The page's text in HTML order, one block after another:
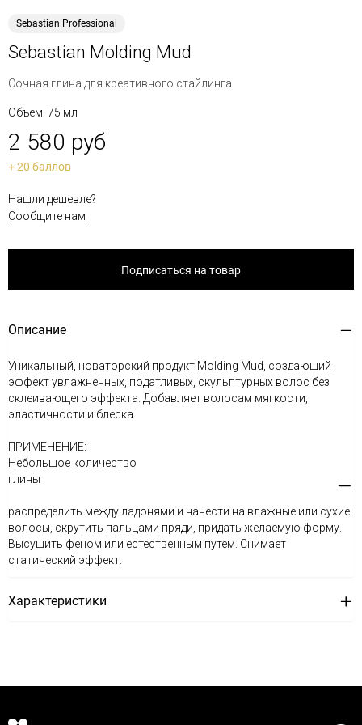
Sebastian Professional
Sebastian Molding Mud
Сочная глина для креативного стайлинга
Объем: 75 мл
2 580 руб
+ 20 баллов
Нашли дешевле?
Сообщите нам
Подписаться на товар
Описание
Уникальный, новаторский продукт Molding Mud, создающий
эффект увлажненных, податливых, скульптурных волос без
склеивающего эффекта. Добавляет волосам мягкости,
эластичности и блеска.
ПРИМЕНЕНИЕ:
Небольшое количество
глины
распределить между ладонями и нанести на влажные или сухие
волосы, скрутить пальцами пряди, придать желаемую форму.
Высушить феном или естественным путем. Снимает
статический эффект.
Характеристики